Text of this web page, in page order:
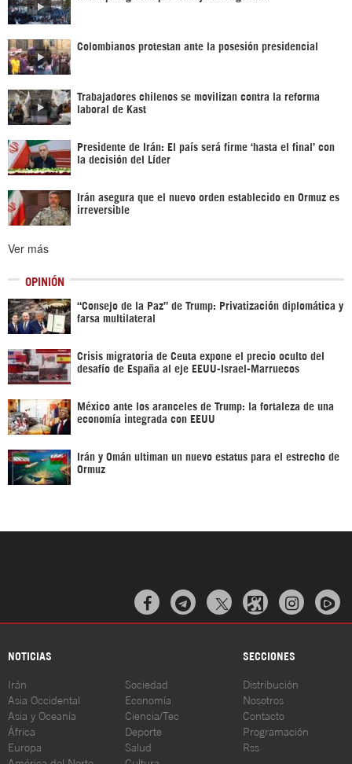
Colombianos protestan ante la posesión presidencial
Trabajadores chilenos se movilizan contra la reforma
laboral de Kast
Presidente de Irán: El país será firme ‘hasta el final’ con
la decisión del Líder
Irán asegura que el nuevo orden establecido en Ormuz es
irreversible
Ver más
OPINIÓN
“Consejo de la Paz” de Trump: Privatización diplomática y
farsa multilateral
Crisis migratoria de Ceuta expone el precio oculto del
desafío de España al eje EEUU-Israel-Marruecos
México ante los aranceles de Trump: la fortaleza de una
economía integrada con EEUU
Irán y Omán ultiman un nuevo estatus para el estrecho de
Ormuz
  
NOTICIAS SECCIONES
Irán
Asia Occidental
Asia y Oceanía
África
Europa
América del Norte
Sociedad
Economía
Ciencia/Tec
Deporte
Salud
Cultura
Distribución
Nosotros
Contacto
Programación
Rss